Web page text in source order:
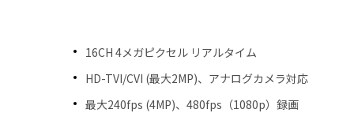
16CH 4メガピクセル リアルタイム
HD-TVI/CVI (最大2MP)、アナログカメラ対応
最大240fps (4MP)、480fps（1080p）録画